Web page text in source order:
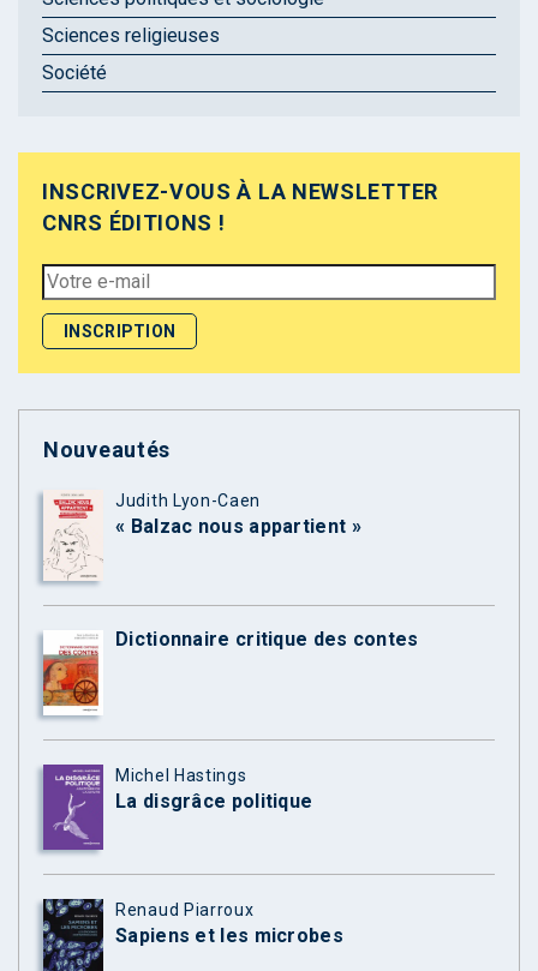
Sciences religieuses
Société
INSCRIVEZ-VOUS À LA NEWSLETTER
CNRS ÉDITIONS !
Nouveautés
Judith Lyon-Caen
« Balzac nous appartient »
Dictionnaire critique des contes
Michel Hastings
La disgrâce politique
Renaud Piarroux
Sapiens et les microbes